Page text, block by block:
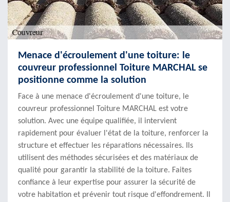
Menace d'écroulement d'une toiture: le
couvreur professionnel Toiture MARCHAL se
positionne comme la solution
Face à une menace d'écroulement d'une toiture, le
couvreur professionnel Toiture MARCHAL est votre
solution. Avec une équipe qualifiée, il intervient
rapidement pour évaluer l'état de la toiture, renforcer la
structure et effectuer les réparations nécessaires. Ils
utilisent des méthodes sécurisées et des matériaux de
qualité pour garantir la stabilité de la toiture. Faites
confiance à leur expertise pour assurer la sécurité de
votre habitation et prévenir tout risque d'effondrement. Il